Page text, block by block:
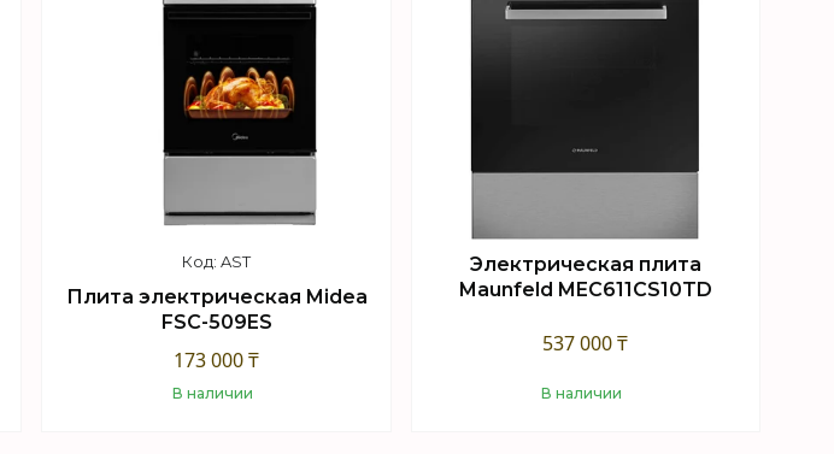
AST
Плита электрическая Midea
FSC-509ES
173 000 ₸
В наличии
Электрическая плита
Maunfeld MEC611CS10TD
537 000 ₸
В наличии